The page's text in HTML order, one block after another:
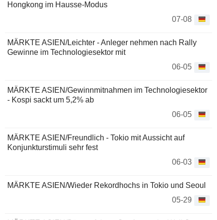
Hongkong im Hausse-Modus
07-08
MÄRKTE ASIEN/Leichter - Anleger nehmen nach Rally
Gewinne im Technologiesektor mit
06-05
MÄRKTE ASIEN/Gewinnmitnahmen im Technologiesektor
- Kospi sackt um 5,2% ab
06-05
MÄRKTE ASIEN/Freundlich - Tokio mit Aussicht auf
Konjunkturstimuli sehr fest
06-03
MÄRKTE ASIEN/Wieder Rekordhochs in Tokio und Seoul
05-29